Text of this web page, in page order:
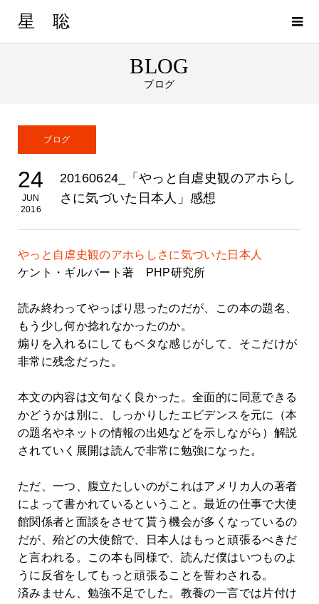
星 聡
BLOG
ブログ
ブログ
24
JUN
2016
20160624_「やっと自虐史観のアホらし
さに気づいた日本人」感想
やっと自虐史観のアホらしさに気づいた日本人
ケント・ギルバート著 PHP研究所
読み終わってやっぱり思ったのだが、この本の題名、
もう少し何か捻れなかったのか。
煽りを入れるにしてもベタな感じがして、そこだけが
非常に残念だった。
本文の内容は文句なく良かった。全面的に同意できる
かどうかは別に、しっかりしたエビデンスを元に（本
の題名やネットの情報の出処などを示しながら）解説
されていく展開は読んで非常に勉強になった。
ただ、一つ、腹立たしいのがこれはアメリカ人の著者
によって書かれているということ。最近の仕事で大使
館関係者と面談をさせて貰う機会が多くなっているの
だが、殆どの大使館で、日本人はもっと頑張るべきだ
と言われる。この本も同様で、読んだ僕はいつものよ
うに反省をしてもっと頑張ることを誓わされる。
済みません、勉強不足でした。教養の一言では片付け